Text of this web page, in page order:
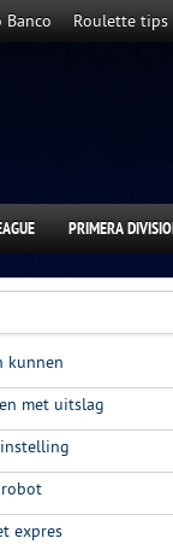
Banco Roulette tips
PRIMERA
kunnen
met uitslag
expres